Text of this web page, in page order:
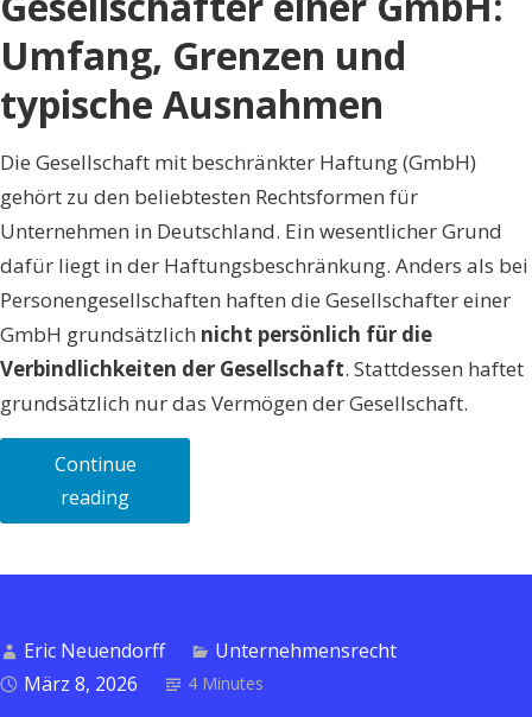
Umfang, Grenzen und
typische Ausnahmen
Die Gesellschaft mit beschränkter Haftung (GmbH)
gehört zu den beliebtesten Rechtsformen für
Unternehmen in Deutschland. Ein wesentlicher Grund
dafür liegt in der Haftungsbeschränkung. Anders als bei
Personengesellschaften haften die Gesellschafter einer
GmbH grundsätzlich nicht persönlich für die
Verbindlichkeiten der Gesellschaft. Stattdessen haftet
grundsätzlich nur das Vermögen der Gesellschaft.
Continue
reading„Die
Haftung
GmbH:
Umfang,
Eric Neuendorff
Unternehmensrecht
März 8, 2026
4 Minutes